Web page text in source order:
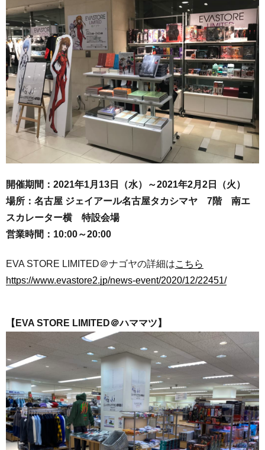
開催期間：2021年1月13日（水）～2021年2月2日（火）
場所：名古屋 ジェイアール名古屋タカシマヤ 7階 南エ
スカレーター横 特設会場
営業時間：10:00～20:00
EVA STORE LIMITED＠ナゴヤの詳細はこちら
https://www.evastore2.jp/news-event/2020/12/22451/
【EVA STORE LIMITED＠ハママツ】